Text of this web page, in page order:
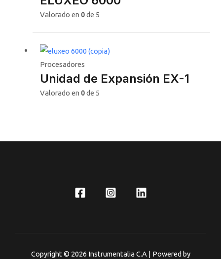
Valorado en 0de 5
Procesadores
Unidad de Expansión EX-1
Valorado en 0de 5
Copyright © 2026 Instrumentalia C.A | Powered by